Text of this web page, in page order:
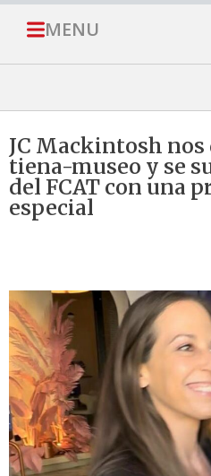
MENU
JC Mackintosh nos
tiena-museo y se
del FCAT con una
especial